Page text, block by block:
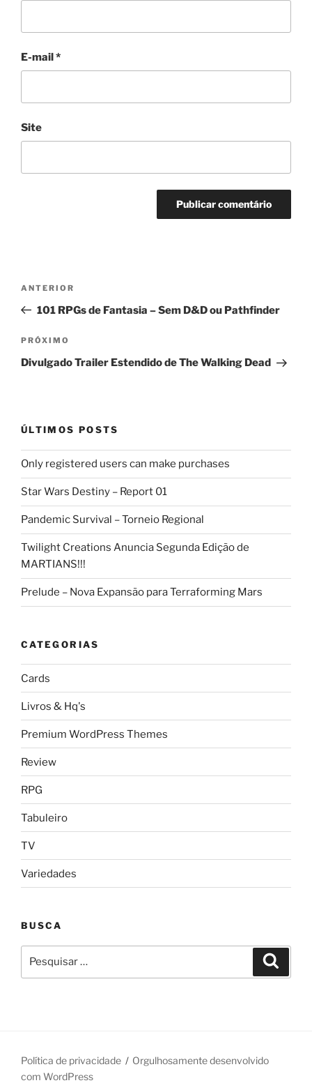
E-mail*
Site
Navegação
Post
Post
anterior
ANTERIOR
101 RPGs de Fantasia – Sem D&D ou Pathfinder
Próximo
post
PRÓXIMO
Divulgado Trailer Estendido de The Walking Dead
ÚLTIMOS POSTS
Only registered users can make purchases
Star Wars Destiny – Report 01
Pandemic Survival – Torneio Regional
Twilight Creations Anuncia Segunda Edição de
MARTIANS!!!
Prelude – Nova Expansão para Terraforming Mars
CATEGORIAS
Cards
Livros & Hq's
Premium WordPress Themes
Review
RPG
Tabuleiro
TV
Variedades
BUSCA
por:
Política de privacidade
Orgulhosamente desenvolvido
com WordPress